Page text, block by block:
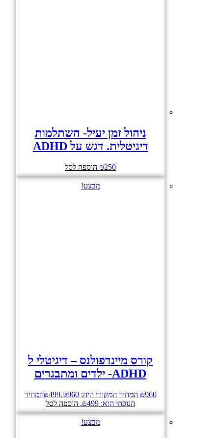
ניהול זמן יעיל- השתלמות
דיגיטלית. דגש על ADHD
₪250 הוספה לסל
מבצע!
קורס מיינדפולנס – דיגיטלי ל
ADHD- ילדים ומתבגרים
₪960 המחיר המקורי היה: ₪960. ₪499
המחיר
הנוכחי הוא: ₪499.
הוספה לסל
מבצע!